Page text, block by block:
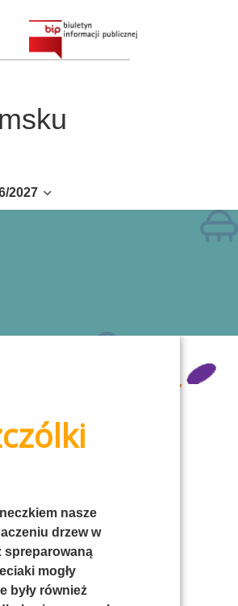
2027
nasze
drzew w
spreparowaną
mogły
były również